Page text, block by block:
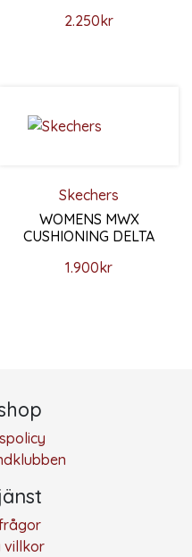
var: 1.500kr.
priset är: 1.050kr.
2.250kr
De olika
Skechers
WOMENS MWX
CUSHIONING DELTA
1.900kr
villkor